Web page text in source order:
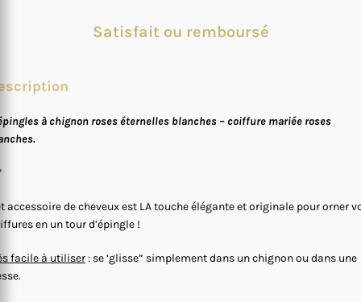
Satisfait ou remboursé
à chignon roses éternelles blanches – coiffure mariée roses
accessoire de cheveux est LA touche élégante et originale pour orner
en un tour d’épingle !
facile à utiliser: se ‘glisse” simplement dans un chignon ou dans une